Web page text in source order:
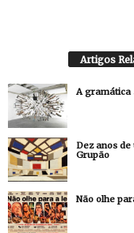
Artigos
A gramática
Dez anos
Grupão
Não olhe